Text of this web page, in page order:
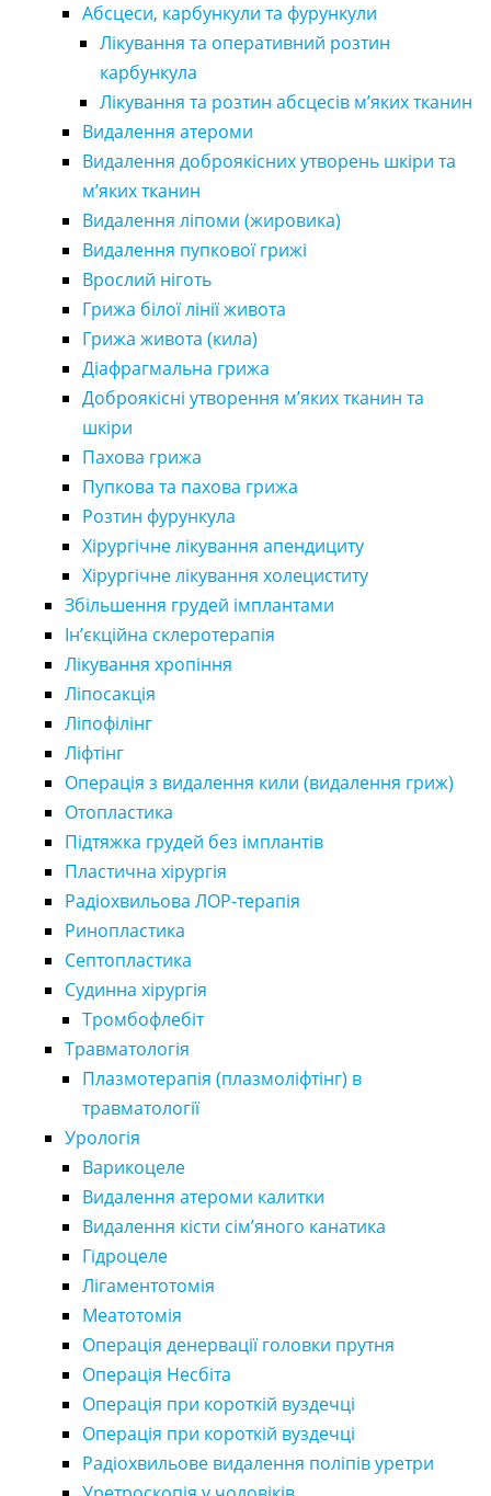
Абсцеси, карбункули та фурункули
Лікування та оперативний розтин
карбункула
Лікування та розтин абсцесів м’яких тканин
Видалення атероми
Видалення доброякісних утворень шкіри та
м’яких тканин
Видалення ліпоми (жировика)
Видалення пупкової грижі
Врослий ніготь
Грижа білої лінії живота
Грижа живота (кила)
Діафрагмальна грижа
Доброякісні утворення м’яких тканин та
шкіри
Пахова грижа
Пупкова та пахова грижа
Розтин фурункула
Хірургічне лікування апендициту
Хірургічне лікування холециститу
Збільшення грудей імплантами
Ін’єкційна склеротерапія
Лікування хропіння
Ліпосакція
Ліпофілінг
Ліфтінг
Операція з видалення кили (видалення гриж)
Отопластика
Підтяжка грудей без імплантів
Пластична хірургія
Радіохвильова ЛОР-терапія
Ринопластика
Септопластика
Судинна хірургія
Тромбофлебіт
Травматологія
Плазмотерапія (плазмоліфтінг) в
травматології
Урологія
Варикоцеле
Видалення атероми калитки
Видалення кісти сім’яного канатика
Гідроцеле
Лігаментотомія
Меатотомія
Операція денервації головки прутня
Операція Несбіта
Операція при короткій вуздечці
Операція при короткій вуздечці
Радіохвильове видалення поліпів уретри